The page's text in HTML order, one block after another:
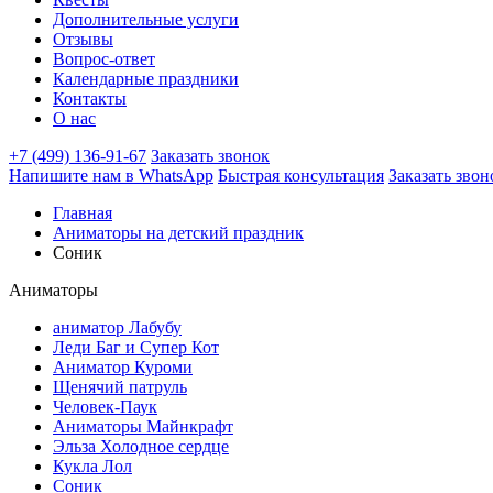
Дополнительные услуги
Отзывы
Вопрос-ответ
Календарные праздники
Контакты
О нас
+7 (499) 136-91-67 Заказать звонок
Напишите нам в WhatsApp Быстрая консультация Заказать
Главная
Аниматоры на детский праздник
Соник
Аниматоры
аниматор Лабубу
Леди Баг и Супер Кот
Аниматор Куроми
Щенячий патруль
Человек-Паук
Аниматоры Майнкрафт
Эльза Холодное сердце
Кукла Лол
Соник